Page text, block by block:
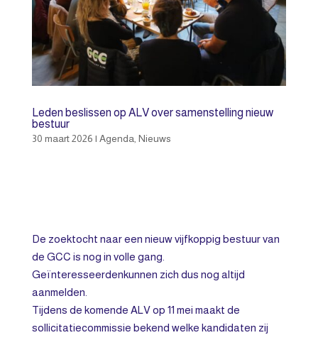
Leden beslissen op ALV over samenstelling nieuw
bestuur
30 maart 2026 | Agenda Nieuws
De zoektocht naar een nieuw vijfkoppig bestuur van
de GCC is nog in volle gang.
Geïnteresseerdenkunnen zich dus nog altijd
aanmelden.
Tijdens de komende ALV op 11 mei maakt de
sollicitatiecommissie bekend welke kandidaten zij